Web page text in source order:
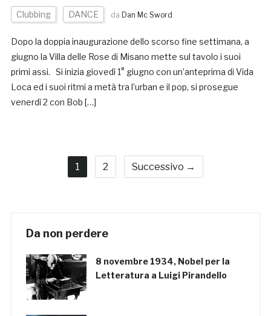
Clubbing DANCE da Dan Mc Sword
Dopo la doppia inaugurazione dello scorso fine settimana, a
giugno la Villa delle Rose di Misano mette sul tavolo i suoi
primi assi. Si inizia giovedì 1° giugno con un’anteprima di Vida
Loca ed i suoi ritmi a metà tra l’urban e il pop, si prosegue
venerdì 2 con Bob […]
1 2 Successivo →
Da non perdere
8 novembre 1934, Nobel per la
Letteratura a Luigi Pirandello